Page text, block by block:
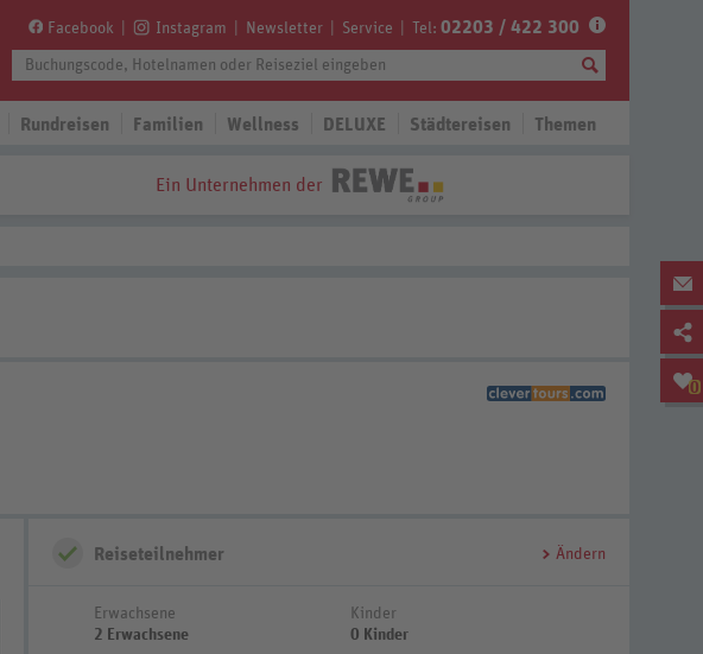
Facebook Instagram Newsletter Service Tel: 02203 / 422 300
Rundreisen Familien Wellness DELUXE Städtereisen Themen
0
Ein Unternehmen der
Reiseteilnehmer Ändern
Erwachsene
2 Erwachsene
Kinder
0 Kinder